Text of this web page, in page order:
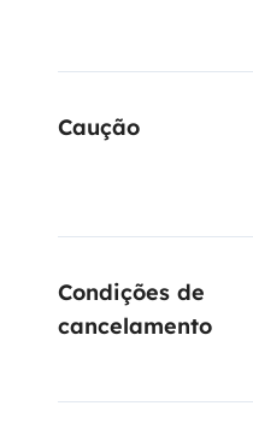
Caução
Condições de
cancelamento